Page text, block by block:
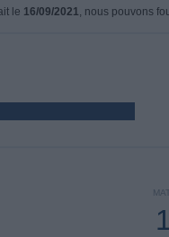
le 16/09/2021, nous pouvons